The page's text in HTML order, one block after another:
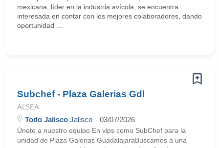
mexicana, líder en la industria avícola, se encuentra
interesada en contar con los mejores colaboradores, dando
oportunidad ...
Subchef - Plaza Galerias Gdl
ALSEA
Todo Jalisco Jalisco 03/07/2026
Únete a nuestro equipo En vips como SubChef para la
unidad de Plaza Galerias GuadalajaraBuscamos a una